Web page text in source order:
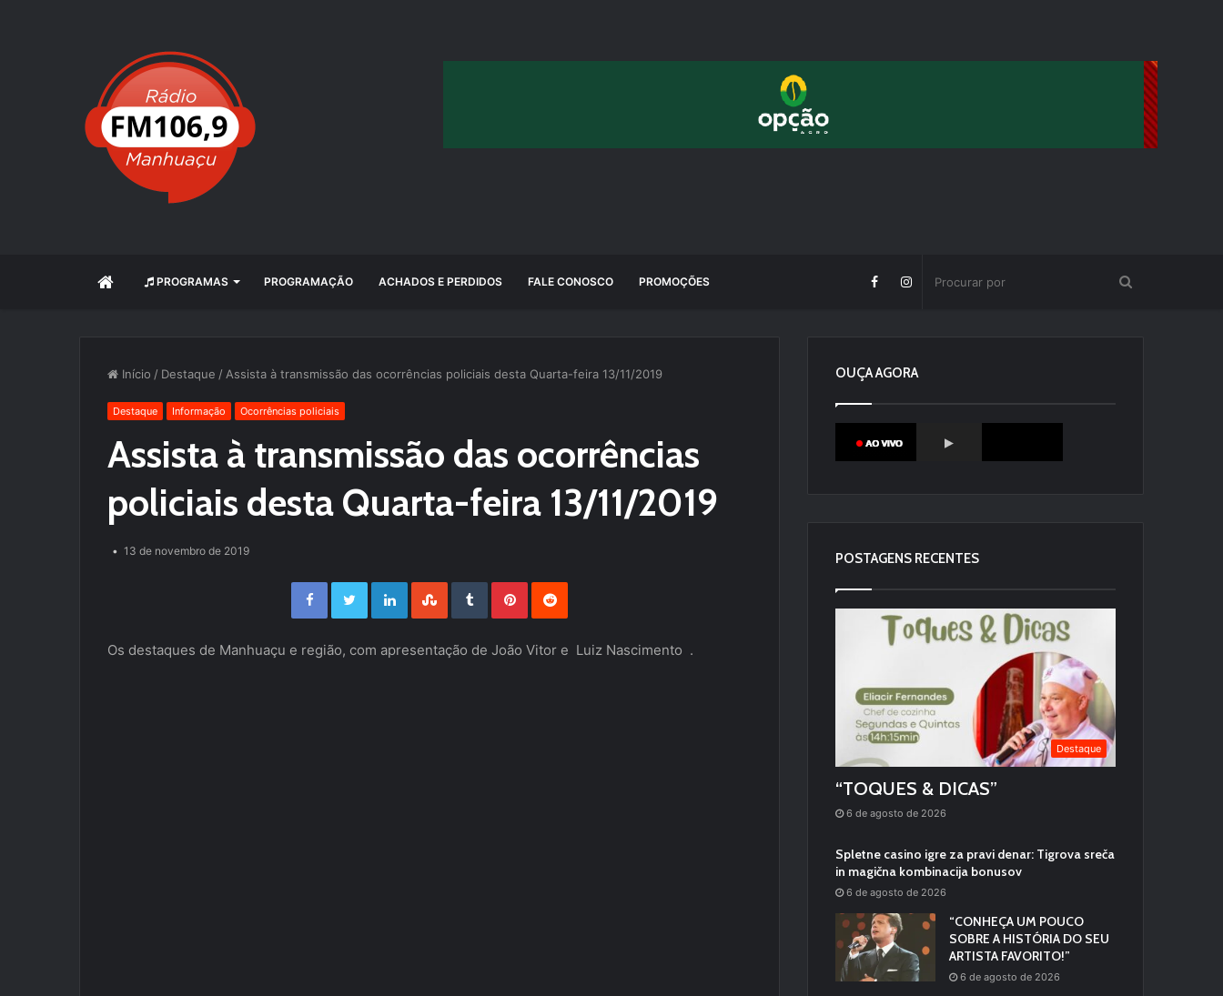
INÍCIO PROGRAMAS PROGRAMAÇÃO ACHADOS E PERDIDOS FALE CONOSCO PROMOÇÕES
Início / Destaque / Assista à transmissão das ocorrências policiais desta Quarta-feira 13/11/2019
Destaque Informação Ocorrências policiais
Assista à transmissão das ocorrências
policiais desta Quarta-feira 13/11/2019
13 de novembro de 2019
Facebook Twitter LinkedIn StumbleUpon Tumblr Pinterest
Os destaques de Manhuaçu e região, com apresentação de João Vitor e Luiz Nascimento .
OUÇA AGORA
POSTAGENS RECENTES
Destaque
“TOQUES & DICAS”
6 de agosto de 2026
Spletne casino igre za pravi denar: Tigrova sreča
in magična kombinacija bonusov
6 de agosto de 2026
“CONHEÇA UM POUCO
SOBRE A HISTÓRIA DO SEU
ARTISTA FAVORITO!”
6 de agosto de 2026